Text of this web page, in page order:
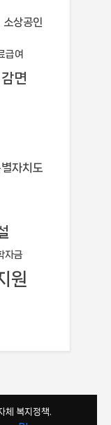
소상공인
급여
면
자치도
자금
원
복지정책.